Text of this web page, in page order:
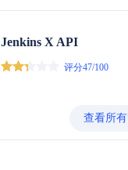
Jenkins X API
评分47/100
查看所